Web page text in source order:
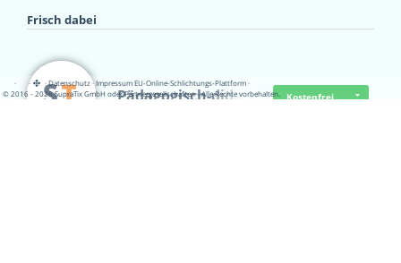
Frisch dabei
Pädagogisch-did… Kostenfrei
· · ·Datenschutz·Impressum EU-Online-Schlichtungs-Plattform·
© 2016 - 2026 SupraTix GmbH oder Partnergesellschaften - Alle Rechte vorbehalten.